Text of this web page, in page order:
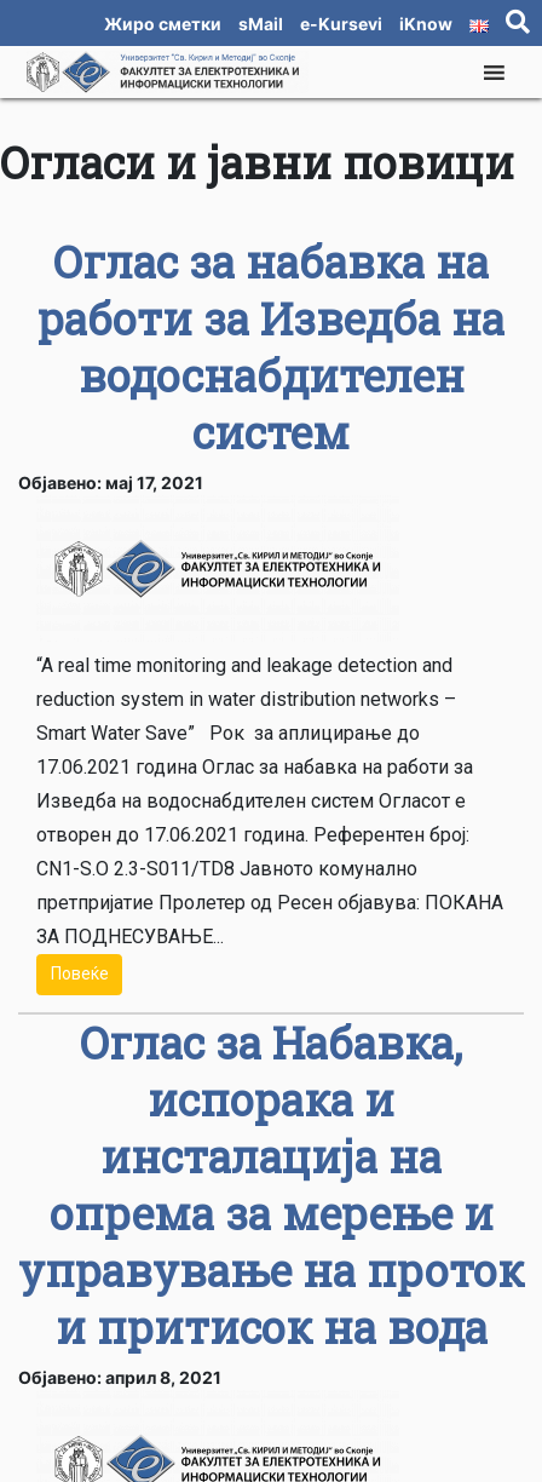
Жиро сметки sMail e-Kursevi iKnow
Огласи и јавни повици
Оглас за набавка на
работи за Изведба на
водоснабдителен
систем
Објавено: мај 17, 2021
“A real time monitoring and leakage detection and
reduction system in water distribution networks –
Smart Water Save” Рок за аплицирање до
17.06.2021 година Оглас за набавка на работи за
Изведба на водоснабдителен систем Огласот е
отворен до 17.06.2021 година. Референтен број:
CN1-S.O 2.3-S011/TD8 Јавното комунално
претпријатие Пролетер од Ресен објавува: ПОКАНА
ЗА ПОДНЕСУВАЊЕ...
Повеќе
Оглас за Набавка,
испорака и
инсталација на
опрема за мерење и
управување на проток
и притисок на вода
Објавено: април 8, 2021